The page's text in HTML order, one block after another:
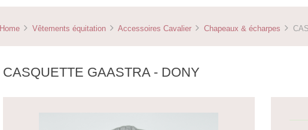
Home Vêtements équitation Accessoires Cavalier Chapeaux & écharpes
CASQUETTE GAASTRA - DONY